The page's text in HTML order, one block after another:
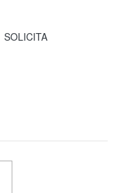
SOLICITA